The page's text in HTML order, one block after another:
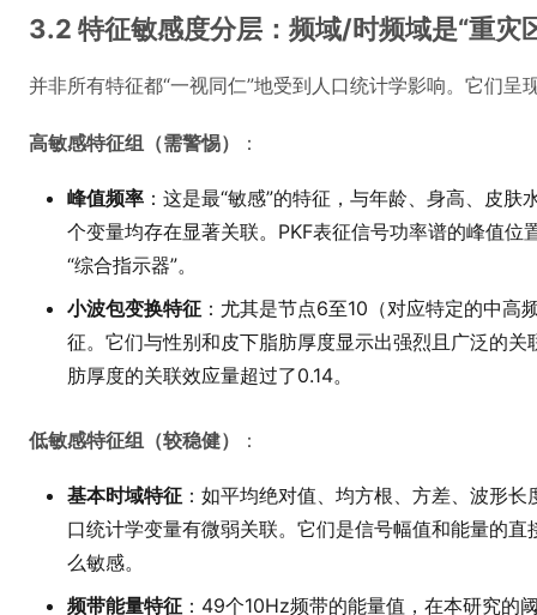
3.2 特征敏感度分层：频域/时频域是“重灾
并非所有特征都“一视同仁”地受到人口统计学影响。它们呈
高敏感特征组（需警惕） ：
峰值频率 ：这是最“敏感”的特征，与年龄、身高、皮
个变量均存在显著关联。PKF表征信号功率谱的峰值
“综合指示器”。
小波包变换特征 ：尤其是节点6至10（对应特定的中
征。它们与性别和皮下脂肪厚度显示出强烈且广泛的
肪厚度的关联效应量超过了0.14。
低敏感特征组（较稳健） ：
基本时域特征 ：如平均绝对值、均方根、方差、波形
口统计学变量有微弱关联。它们是信号幅值和能量的
么敏感。
频带能量特征 ：49个10Hz频带的能量值，在本研究的